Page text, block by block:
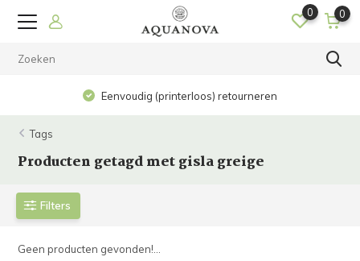
0 0
Eenvoudig (printerloos) retourneren
Tags
Producten getagd met gisla greige
Filters
Geen producten gevonden!...